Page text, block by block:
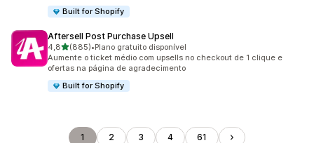
Built for Shopify
Aftersell Post Purchase Upsell
4,8de 5 estrelas
(885)
885 avaliações ao todo
•Plano gratuito disponível
Aumente o ticket médio com upsells no checkout de 1 clique e
ofertas na página de agradecimento
Built for Shopify
1 2 3 4 61